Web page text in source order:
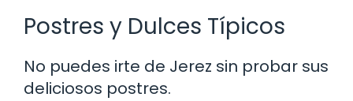
Postres y Dulces Típicos
No puedes irte de Jerez sin probar sus
deliciosos postres.